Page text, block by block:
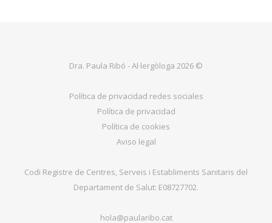
Dra. Paula Ribó - Al·lergòloga 2026 ©
Política de privacidad redes sociales
Política de privacidad
Política de cookies
Aviso legal
Codi Registre de Centres, Serveis i Establiments Sanitaris del
Departament de Salut: E08727702.
hola@paularibo.cat